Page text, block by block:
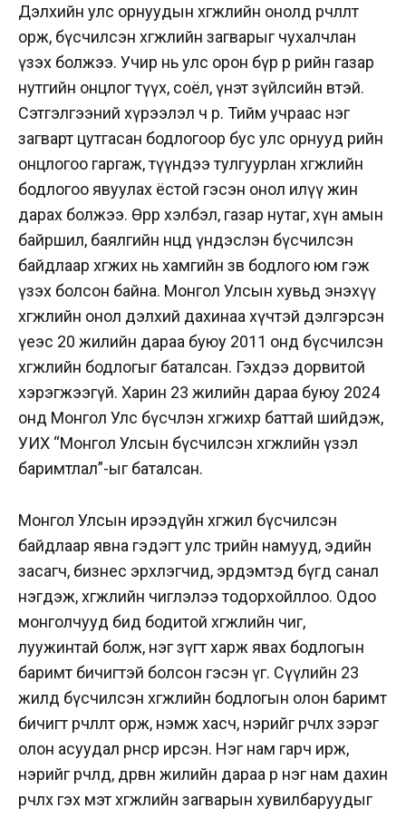
Дэлхийн улс орнуудын хөгжлийн онолд өөрчлөлт
орж, бүсчилсэн хөгжлийн загварыг чухалчлан
үзэх болжээ. Учир нь улс орон бүр өөр өөрийн газар
нутгийн онцлог түүх, соёл, үнэт зүйлсийн өвтэй.
Сэтгэлгээний хүрээлэл ч өөр. Тийм учраас нэг
загварт цутгасан бодлогоор бус улс орнууд өөрийн
онцлогоо гаргаж, түүндээ тулгуурлан хөгжлийн
бодлогоо явуулах ёстой гэсэн онол илүү жин
дарах болжээ. Өөрөөр хэлбэл, газар нутаг, хүн амын
байршил, баялгийн нөөцдөө үндэслэн бүсчилсэн
байдлаар хөгжих нь хамгийн зөв бодлого юм гэж
үзэх болсон байна. Монгол Улсын хувьд энэхүү
хөгжлийн онол дэлхий дахинаа хүчтэй дэлгэрсэн
үеэс 20 жилийн дараа буюу 2011 онд бүсчилсэн
хөгжлийн бодлогыг баталсан. Гэхдээ дорвитой
хэрэгжээгүй. Харин 23 жилийн дараа буюу 2024
онд Монгол Улс бүсчлэн хөгжихөөр баттай шийдэж,
УИХ “Монгол Улсын бүсчилсэн хөгжлийн үзэл
баримтлал”-ыг баталсан.
Монгол Улсын ирээдүйн хөгжил бүсчилсэн
байдлаар явна гэдэгт улс төрийн намууд, эдийн
засагч, бизнес эрхлэгчид, эрдэмтэд бүгд санал
нэгдэж, хөгжлийн чиглэлээ тодорхойллоо. Одоо
монголчууд бид бодитой хөгжлийн чиг,
луужинтай болж, нэг зүгт харж явах бодлогын
баримт бичигтэй болсон гэсэн үг. Сүүлийн 23
жилд бүсчилсэн хөгжлийн бодлогын олон баримт
бичигт өөрчлөлт орж, нэмж хасч, нэрийг өөрчлөх зэрэг
олон асуудал өрнөсөөр ирсэн. Нэг нам гарч ирж,
нэрийг өөрчлөөд, дөрвөн жилийн дараа өөр нэг нам дахин
өөрчлөх гэх мэт хөгжлийн загварын хувилбаруудыг